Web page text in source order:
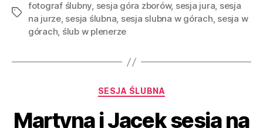
fotograf ślubny, sesja góra zborów, sesja jura, sesja
na jurze, sesja ślubna, sesja slubna w górach, sesja w
górach, ślub w plenerze
SESJA ŚLUBNA
Martyna i Jacek sesja na